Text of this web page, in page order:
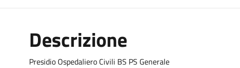
Descrizione
Presidio Ospedaliero Civili BS PS Generale